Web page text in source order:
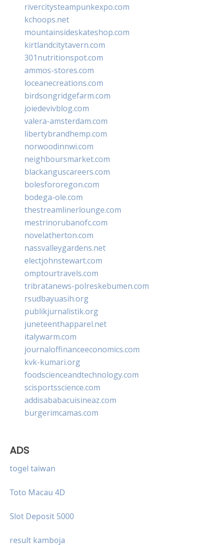
rivercitysteampunkexpo.com
kchoops.net
mountainsideskateshop.com
kirtlandcitytavern.com
301nutritionspot.com
ammos-stores.com
loceanecreations.com
birdsongridgefarm.com
joiedevivblog.com
valera-amsterdam.com
libertybrandhemp.com
norwoodinnwi.com
neighboursmarket.com
blackanguscareers.com
bolesfororegon.com
bodega-ole.com
thestreamlinerlounge.com
mestrinorubanofc.com
novelatherton.com
nassvalleygardens.net
electjohnstewart.com
omptourtravels.com
tribratanews-polreskebumen.com
rsudbayuasih.org
publikjurnalistik.org
juneteenthapparel.net
italywarm.com
journaloffinanceeconomics.com
kvk-kumari.org
foodscienceandtechnology.com
scisportsscience.com
addisababacuisineaz.com
burgerimcamas.com
ADS
togel taiwan
Toto Macau 4D
Slot Deposit 5000
result kamboja